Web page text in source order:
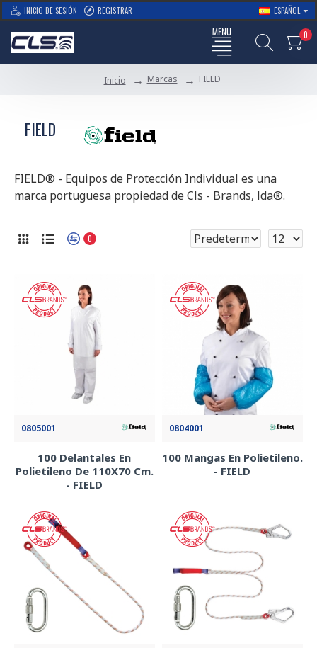
INICIO DE SESIÓN REGISTRAR ESPAÑOL
0
Inicio Marcas FIELD
FIELD
FIELD® - Equipos de Protección Individual es una
marca portuguesa propiedad de Cls - Brands, lda®.
0
0805001
100 Delantales En
Polietileno De 110X70 Cm.
- FIELD
0804001
100 Mangas En Polietileno.
- FIELD